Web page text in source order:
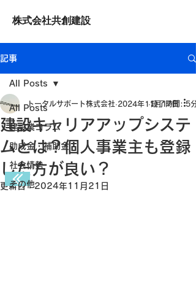
株式会社共創建設
記事
All Posts
建設業コラム
助成金・補助金
社会情勢
その他
All Posts
建設キャリアアップシステ
ムとは？個人事業主も登録
した方が良い？
トータルサポート株式会社 2024年11月17日
読了時間: 5分
更新日：2024年11月21日